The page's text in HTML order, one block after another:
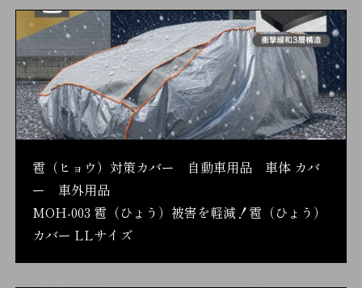
雹（ヒョウ）対策カバー 自動車用品 車体 カバ
ー 車外用品
MOH-003 雹（ひょう）被害を軽減！雹（ひょう）
カバー LLサイズ